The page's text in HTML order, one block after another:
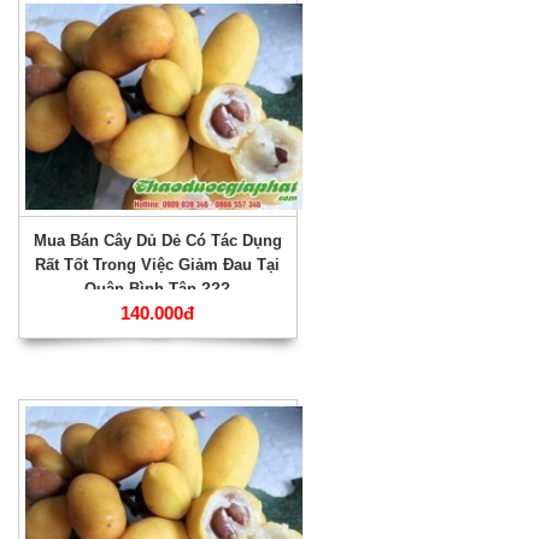
Mua Bán Cây Dủ Dẻ Có Tác Dụng
Rất Tốt Trong Việc Giảm Đau Tại
Quận Bình Tân ???
140.000đ